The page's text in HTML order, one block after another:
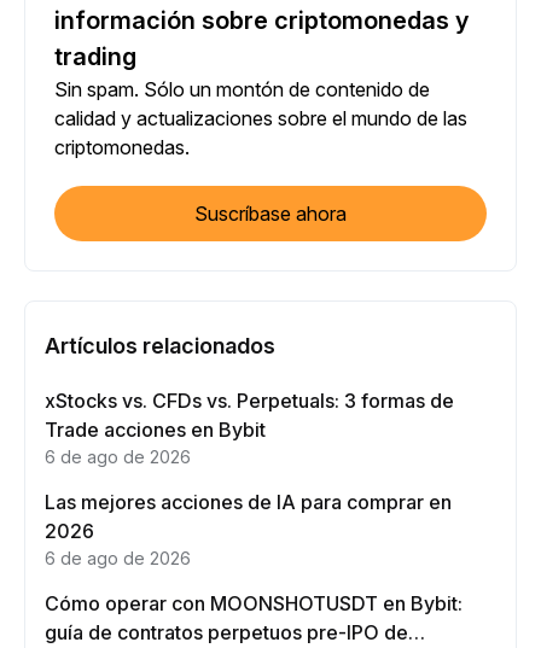
información sobre criptomonedas y
trading
Sin spam. Sólo un montón de contenido de
calidad y actualizaciones sobre el mundo de las
criptomonedas.
Suscríbase ahora
Artículos relacionados
xStocks vs. CFDs vs. Perpetuals: 3 formas de
Trade acciones en Bybit
6 de ago de 2026
Las mejores acciones de IA para comprar en
2026
6 de ago de 2026
Cómo operar con MOONSHOTUSDT en Bybit:
guía de contratos perpetuos pre-IPO de